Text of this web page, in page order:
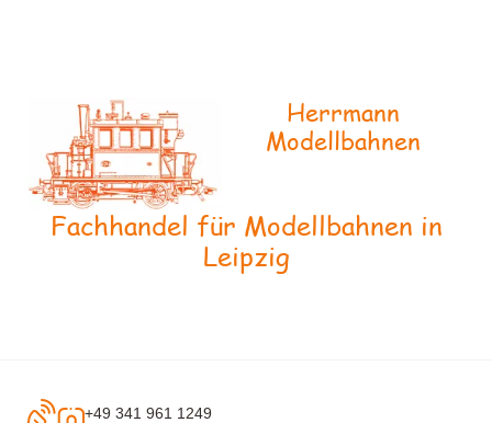
Herrmann
Modellbahnen
Fachhandel für Modellbahnen in
Leipzig
+49 341 961 1249